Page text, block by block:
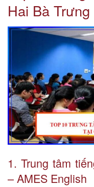
Hai Bà Trưng
1. Trung tâm
– AMES English